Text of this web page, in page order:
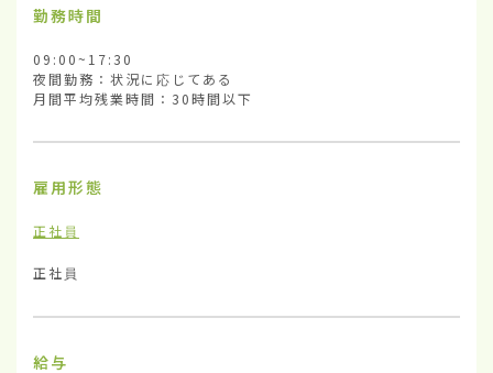
勤務時間
09:00~17:30
夜間勤務：状況に応じてある
月間平均残業時間：30時間以下
雇用形態
正社員
正社員
給与